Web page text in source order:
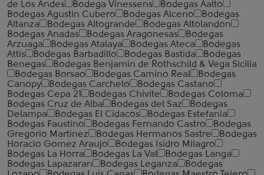
de Los Andes
Bodega Vinessens
Bodegas Aalto
Bodegas Agustin Cubero
Bodegas Alceno
Bodegas
Altanza
Bodegas Altogrande
Bodegas Altolandon
Bodegas Anadas
Bodegas Aragonesas
Bodegas
Arzuaga
Bodegas Atalaya Bodegas Ateca
Bodegas
Attis
Bodegas Barbadillo Bodegas Bastida
Bodegas
Benegas
Bodegas Benjamin de Rothschild & Vega Sicilia
Bodegas Borsao
Bodegas Camino Real
Bodegas
Canopy
Bodegas Carchelo
Bodegas Castano
Bodegas Cepa 21
Bodegas Chivite
Bodegas Coloma
Bodegas Cruz de Alba
Bodegas del Saz
Bodegas
Delampa
Bodegas El Cidacos
Bodegas Estefania
Bodegas Faustino
Bodegas Fernando Castro
Bodegas
Gregorio Martinez
Bodegas Hermanos Sastre
Bodegas
Horacio Gomez Araujo
Bodegas Isidro Milagro
Bodegas La Horra
Bodegas La Val
Bodegas Langa
Bodegas Lapazaran
Bodegas Leganza
Bodegas